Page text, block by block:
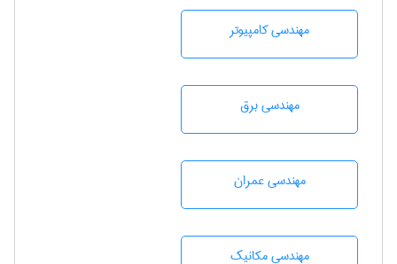
مهندسی كامپيوتر
مهندسی برق
مهندسی عمران
مهندسی مکانیک